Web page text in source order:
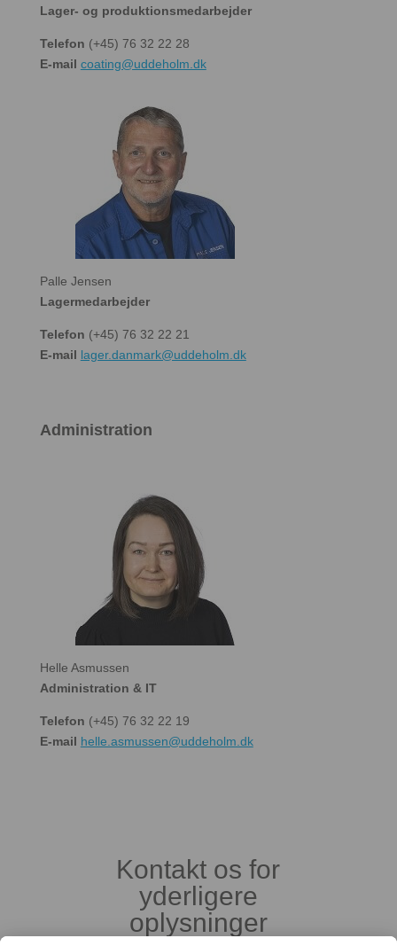
Lager- og produktionsmedarbejder
Telefon (+45) 76 32 22 28
E-mail coating@uddeholm.dk
Palle Jensen
Lagermedarbejder
Telefon (+45) 76 32 22 21
E-mail lager.danmark@uddeholm.dk
Administration
Helle Asmussen
Administration & IT
Telefon (+45) 76 32 22 19
E-mail helle.asmussen@uddeholm.dk
Kontakt os for
yderligere
oplysninger